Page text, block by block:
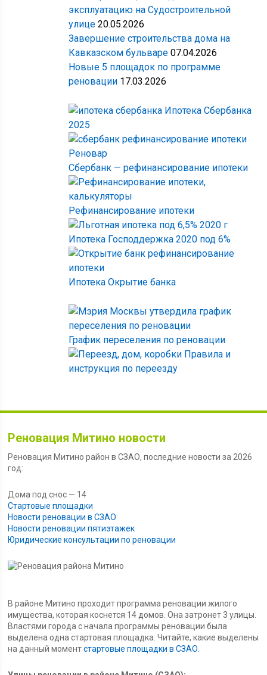
эксплуатацию на Судостроительной
улице 20.05.2026
Завершение строительства дома на
Кавказском бульваре 07.04.2026
Новые 5 площадок по программе
реновации 17.03.2026
Ипотека Сбербанка
2025
Сбербанк — рефинансирование ипотеки
Рефинансирование ипотеки
Ипотека Господдержка 2020 под 6%
Ипотека Окрытие банка
График переселения по реновации
Правила и
инструкция по переезду
Реновация Митино новости
Реновация Митино район в СЗАО, последние новости за 2026
год:
Дома под снос — 14
Стартовые площадки
Новости реновации в СЗАО
Новости реновации пятиэтажек
Юридические консультации по реновации
В районе Митино проходит программа реновации жилого
имущества, которая коснется 14 домов. Она затронет 3 улицы.
Властями города с начала программы реновации была
выделена одна стартовая площадка. Читайте, какие выделены
на данный моментстартовые площадки в СЗАО